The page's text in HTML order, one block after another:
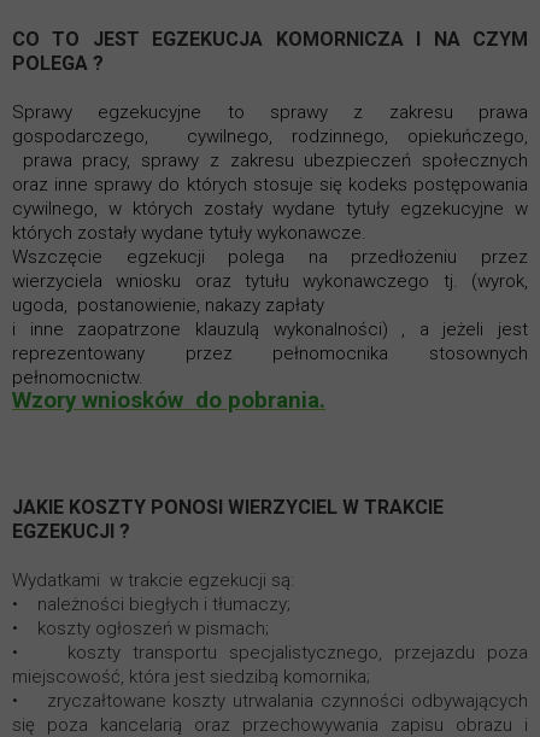
CO TO JEST EGZEKUCJA KOMORNICZA I NA CZYM
POLEGA ?
Sprawy egzekucyjne to sprawy z zakresu prawa
gospodarczego, cywilnego, rodzinnego, opiekuńczego,
prawa pracy, sprawy z zakresu ubezpieczeń społecznych
oraz inne sprawy do których stosuje się kodeks postępowania
cywilnego, w których zostały wydane tytuły egzekucyjne w
których zostały wydane tytuły wykonawcze.
Wszczęcie egzekucji polega na przedłożeniu przez
wierzyciela wniosku oraz tytułu wykonawczego tj. (wyrok,
ugoda, postanowienie, nakazy zapłaty
i inne zaopatrzone klauzulą wykonalności) , a jeżeli jest
reprezentowany przez pełnomocnika stosownych
pełnomocnictw.
Wzory wniosków do pobrania.
JAKIE KOSZTY PONOSI WIERZYCIEL W TRAKCIE
EGZEKUCJI ?
Wydatkami w trakcie egzekucji są:
• należności biegłych i tłumaczy;
• koszty ogłoszeń w pismach;
• koszty transportu specjalistycznego, przejazdu poza
miejscowość, która jest siedzibą komornika;
• zryczałtowane koszty utrwalania czynności odbywających
się poza kancelarią oraz przechowywania zapisu obrazu i